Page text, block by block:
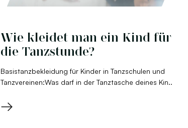
Wie kleidet man ein Kind für
die Tanzstunde?
Basistanzbekleidung für Kinder in Tanzschulen und
Tanzvereinen:Was darf in der Tanztasche deines Kin..
→